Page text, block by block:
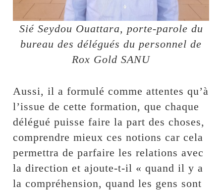
Sié Seydou Ouattara, porte-parole du
bureau des délégués du personnel de
Rox Gold SANU
Aussi, il a formulé comme attentes qu’à
l’issue de cette formation, que chaque
délégué puisse faire la part des choses,
comprendre mieux ces notions car cela
permettra de parfaire les relations avec
la direction et ajoute-t-il « quand il y a
la compréhension, quand les gens sont